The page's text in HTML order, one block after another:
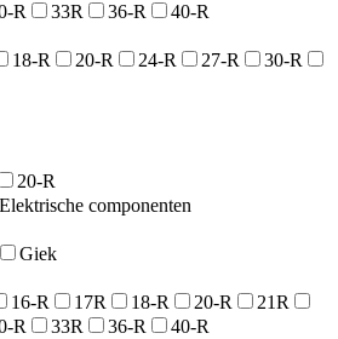
R 33R 36-R
40-R
18-R 20-R 24-R 27-R
30-R
20-R
Elektrische componenten
Giek
16-R 17R 18-R 20-R
21R
R 33R 36-R
40-R